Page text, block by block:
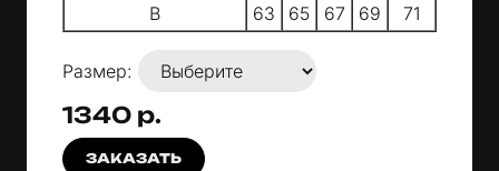
B
63 65 67 69 71
Размер:
1340 р.
ЗАКАЗАТЬ